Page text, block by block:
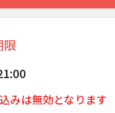
限
みは無効となります